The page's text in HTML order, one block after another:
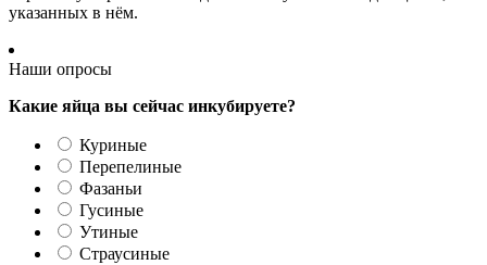
указанных в нём.
Наши опросы
Какие яйца вы сейчас инкубируете?
Куриные
Перепелиные
Фазаньи
Гусиные
Утиные
Страусиные